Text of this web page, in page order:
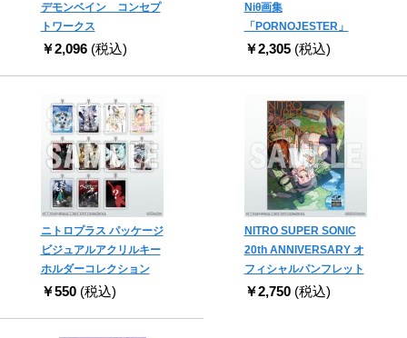
デモンベイン コンセプ
トワークス
￥2,096 (税込)
Niθ画集
「PORNOJESTER」
￥2,305 (税込)
ニトロプラス パッケージ
ビジュアルアクリルキー
ホルダーコレクション
￥550 (税込)
NITRO SUPER SONIC
20th ANNIVERSARY オ
フィシャルパンフレット
￥2,750 (税込)